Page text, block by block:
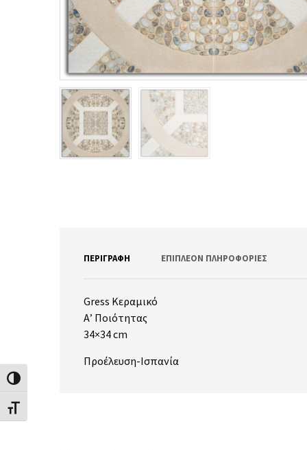
Εναλλαγή Υψηλής Αντίθεσης
Εναλλαγή Μεγέθους Γραμμάτων
ΠΕΡΙΓΡΑΦΉ ΕΠΙΠΛΈΟΝ ΠΛΗΡΟΦΟΡΊΕΣ
Gress Κεραμικό
Α’ Ποιότητας
34×34 cm
Προέλευση-Ισπανία